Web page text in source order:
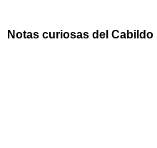
Notas curiosas del Cabildo